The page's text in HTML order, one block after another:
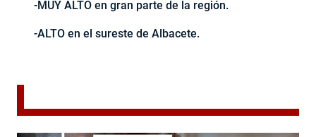
-MUY ALTO en gran parte de la región.
-ALTO en el sureste de Albacete.